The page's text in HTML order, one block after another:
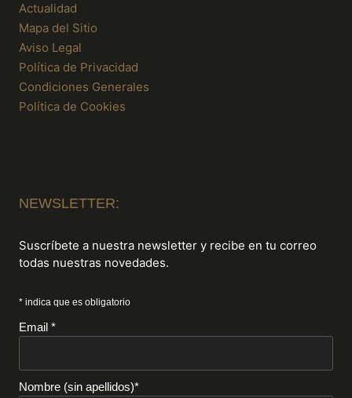
Actualidad
Mapa del Sitio
Aviso Legal
Política de Privacidad
Condiciones Generales
Política de Cookies
NEWSLETTER:
Suscríbete a nuestra newsletter y recibe en tu correo
todas nuestras novedades.
* indica que es obligatorio
Email *
Nombre (sin apellidos)*